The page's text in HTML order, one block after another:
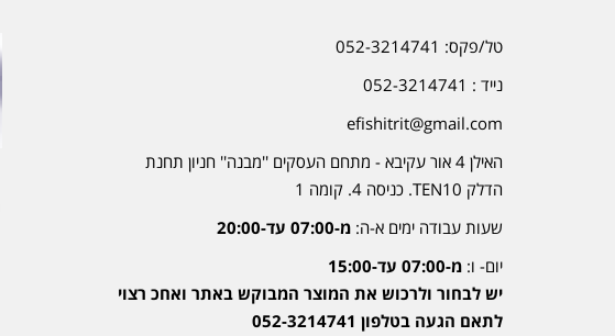
טל/פקס: 052-3214741
נייד : 052-3214741
efishitrit@gmail.com
האילן 4 אור עקיבא - מתחם העסקים ''מבנה'' חניון תחנת
הדלק TEN10. כניסה 4. קומה 1
שעות עבודה ימים א-ה: מ-07:00 עד-20:00
יום- ו: מ-07:00 עד-15:00
יש לבחור ולרכוש את המוצר המבוקש באתר ואחכ רצוי
לתאם הגעה בטלפון 052-3214741